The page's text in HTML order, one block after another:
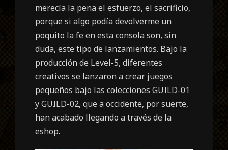
merecía la pena el esfuerzo, el sacrificio,
porque si algo podía devolverme un
poquito la fe en esta consola son, sin
duda, este tipo de lanzamientos. Bajo la
producción de Level-5, diferentes
creativos se lanzaron a crear juegos
pequeños bajo las colecciones GUILD-01
y GUILD-02, que a occidente, por suerte,
han acabado llegando a través de la
eshop.